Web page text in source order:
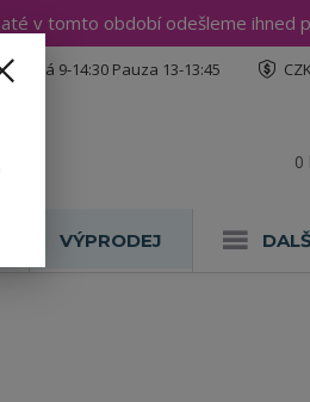
v tomto období odešleme ihned
CZK
Pá 9-14:30 Pauza 13-13:45
0
VÝPRODEJ